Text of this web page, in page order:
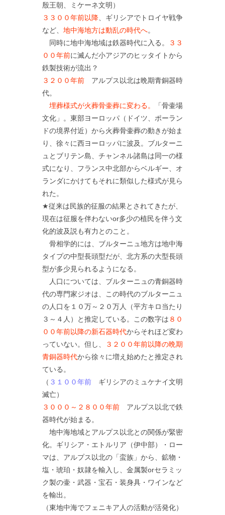
殷王朝、ミケーネ文明）
３３００年前以降 、ギリシアでトロイヤ戦争
など、 地中海地方は動乱の時代へ。
同時に地中海地域は鉄器時代に入る。
３３
００年前に滅んだ小アジアのヒッタイトから
鉄製技術が流出？
３２００年前 アルプス以北は晩期青銅器時
代。
埋葬様式が火葬骨壷葬に変わる。
「骨壷場
文化」。東部ヨーロッパ（ドイツ、ポーラン
ドの境界付近）から火葬骨壷葬の動きが始ま
り、徐々に西ヨーロッパに波及。ブルターニ
ュとブリテン島、チャンネル諸島は同一の様
式になり、フランス中北部からベルギー、オ
ランダにかけてもそれに類似した様式が見ら
れた。
★従来は民族的征服の結果とされてきたが、
現在は征服を伴わないor多少の植民を伴う文
化的波及説も有力とのこと。
骨相学的には、ブルターニュ地方は地中海
タイプの中型長頭型だが、北方系の大型長頭
型が多少見られるようになる。
人口については、ブルターニュの青銅器時
代の専門家ジオは、この時代のブルターニュ
の人口を１０万～２０万人（平方キロ当たり
３～４人）と推定している。この数字は ８０
００年前以降の新石器時代からそれほど変わ
っていない。但し、
３２００年前以降の晩期
青銅器時代から徐々に増え始めたと推定され
ている。
（ ３１００年前 ギリシアのミュケナイ文明
滅亡）
３０００～２８００年前 アルプス以北で鉄
器時代が始まる。
地中海地域とアルプス以北との関係が緊密
化。ギリシア・エトルリア（伊中部）・ロー
マは、アルプス以北の「蛮族」から、鉱物・
塩・琥珀・奴隷を輸入し、金属製orセラミッ
ク製の壷・武器・宝石・装身具・ワインなど
を輸出。
（東地中海でフェニキア人の活動が活発化）